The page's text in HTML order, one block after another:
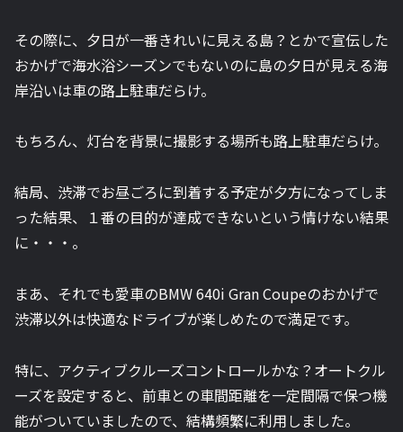
その際に、夕日が一番きれいに見える島？とかで宣伝した
おかげで海水浴シーズンでもないのに島の夕日が見える海
岸沿いは車の路上駐車だらけ。
もちろん、灯台を背景に撮影する場所も路上駐車だらけ。
結局、渋滞でお昼ごろに到着する予定が夕方になってしま
った結果、１番の目的が達成できないという情けない結果
に・・・。
まあ、それでも愛車のBMW 640i Gran Coupeのおかげで
渋滞以外は快適なドライブが楽しめたので満足です。
特に、アクティブクルーズコントロールかな？オートクル
ーズを設定すると、前車との車間距離を一定間隔で保つ機
能がついていましたので、結構頻繁に利用しました。